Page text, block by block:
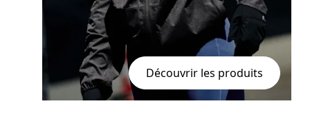
Découvrir les produits